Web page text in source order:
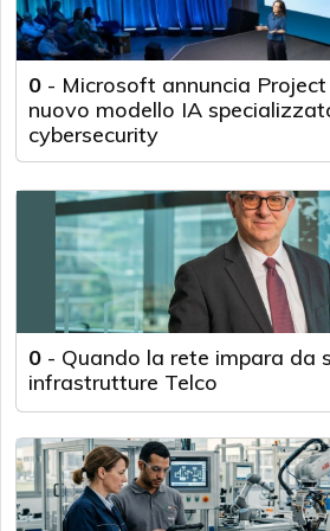
0 - Microsoft annuncia
nuovo modello IA
cybersecurity
0 - Quando la rete impara da
infrastrutture Telco